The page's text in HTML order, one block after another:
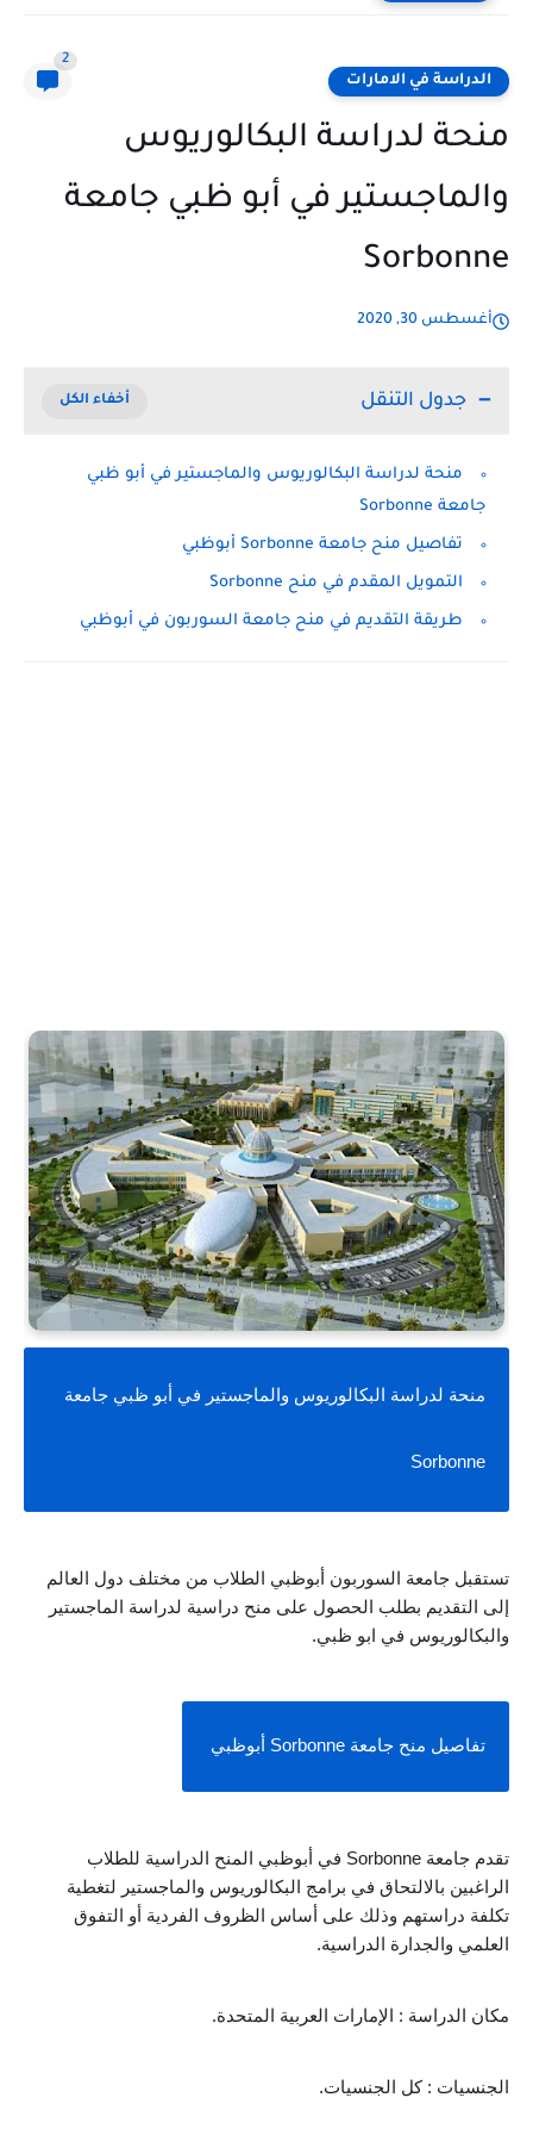
الدراسة في الامارات
2
منحة لدراسة البكالوريوس
والماجستير في أبو ظبي جامعة
Sorbonne
أغسطس 30, 2020
جدول التنقل
منحة لدراسة البكالوريوس والماجستير في أبو ظبي
جامعة Sorbonne
تفاصيل منح جامعة Sorbonne أبوظبي
التمويل المقدم في منح Sorbonne
طريقة التقديم في منح جامعة السوربون في أبوظبي
Sorbonne
والبكالوريوس في ابو ظبي.
تفاصيل منح جامعة Sorbonne أبوظبي
العلمي والجدارة الدراسية.
مكان الدراسة : الإمارات العربية المتحدة.
الجنسيات : كل الجنسيات.